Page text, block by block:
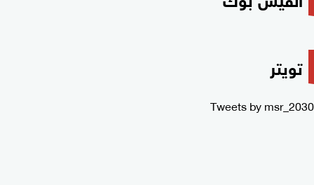
تويتر
Tweets by msr_2030